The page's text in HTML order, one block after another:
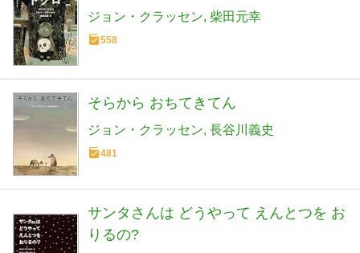
ジョン・クラッセン 柴田元幸
558
そらから おちてきてん
ジョン・クラッセン 長谷川義史
481
サンタさんは どうやって えんとつを お
りるの?